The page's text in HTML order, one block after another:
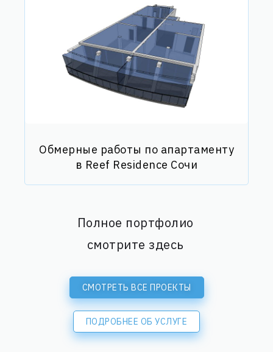
Обмерные работы по апартаменту
в Reef Residence Сочи
Полное портфолио
смотрите здесь
СМОТРЕТЬ ВСЕ ПРОЕКТЫ
ПОДРОБНЕЕ ОБ УСЛУГЕ